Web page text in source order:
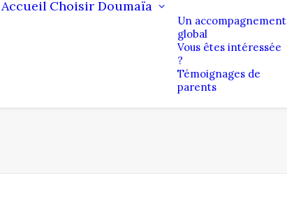
Accueil Choisir Doumaïa
Un accompagnement
global
Vous êtes intéressée
?
Témoignages de
parents